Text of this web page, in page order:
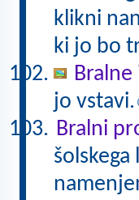
klikni
ki jo bo
Bralne
jo vstavi.
Bralni